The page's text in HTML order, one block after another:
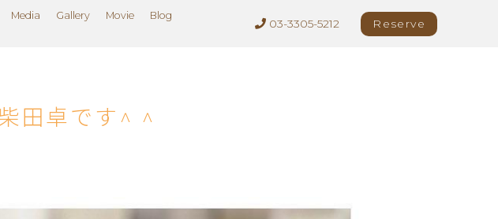
Media Gallery Movie
Blog
03-3305-5212 Reserve
田卓です^ ^